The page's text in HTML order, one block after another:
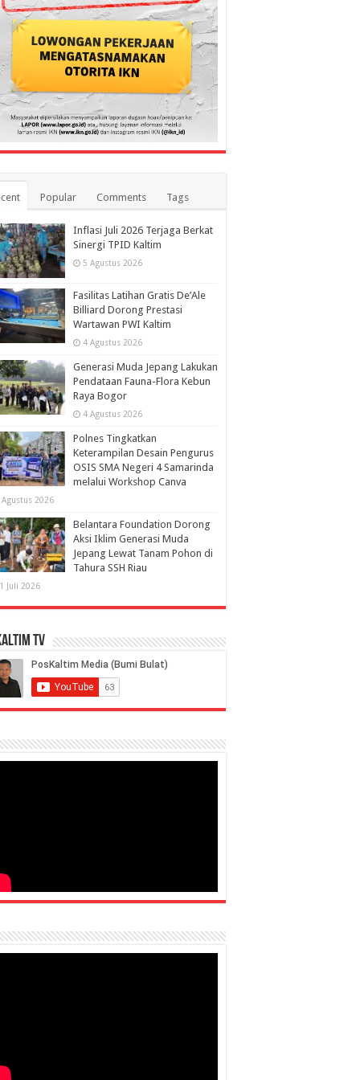
Popular Comments Tags
Inflasi Juli 2026 Terjaga Berkat
Sinergi TPID Kaltim
5 Agustus 2026
Fasilitas Latihan Gratis De’Ale
Billiard Dorong Prestasi
Wartawan PWI Kaltim
4 Agustus 2026
Generasi Muda Jepang Lakukan
Pendataan Fauna-Flora Kebun
Raya Bogor
4 Agustus 2026
Polnes Tingkatkan
Keterampilan Desain Pengurus
OSIS SMA Negeri 4 Samarinda
melalui Workshop Canva
Agustus 2026
Belantara Foundation Dorong
Aksi Iklim Generasi Muda
Jepang Lewat Tanam Pohon di
Tahura SSH Riau
Juli 2026
TV